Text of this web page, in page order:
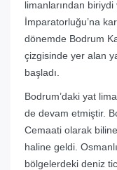
limanlarından biriydi
İmparatorluğu’na
dönemde Bodrum
çizgisinde yer alan
başladı.
Bodrum’daki yat
de devam etmiştir.
Cemaati olarak
haline geldi.
bölgelerdeki deniz